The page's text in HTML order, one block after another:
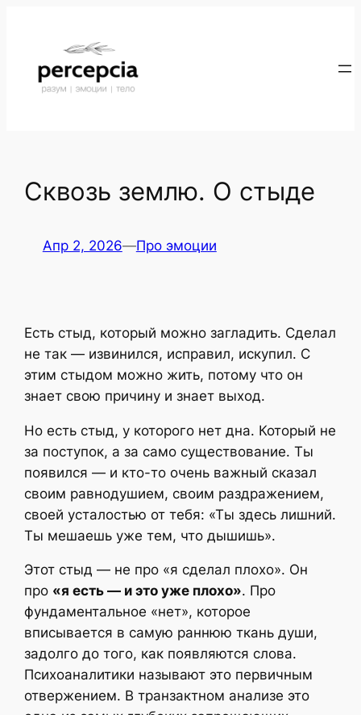
содержимому
Сквозь землю. О стыде
Апр 2, 2026—Про эмоции
Есть стыд, который можно загладить. Сделал
не так — извинился, исправил, искупил. С
этим стыдом можно жить, потому что он
знает свою причину и знает выход.
Но есть стыд, у которого нет дна. Который не
за поступок, а за само существование. Ты
появился — и кто-то очень важный сказал
своим равнодушием, своим раздражением,
своей усталостью от тебя: «Ты здесь лишний.
Ты мешаешь уже тем, что дышишь».
Этот стыд — не про «я сделал плохо». Он
про «я есть — и это уже плохо». Про
фундаментальное «нет», которое
вписывается в самую раннюю ткань души,
задолго до того, как появляются слова.
Психоаналитики называют это первичным
отвержением. В транзактном анализе это